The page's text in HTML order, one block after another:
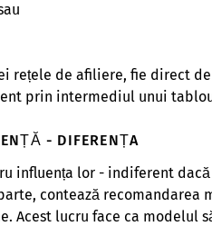
rețele de afiliere, fie direct
prin intermediul unui
- DIFERENȚA
influența lor - indiferent dacă
contează recomandarea
Acest lucru face ca modelul